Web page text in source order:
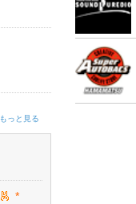
もっと見る
*